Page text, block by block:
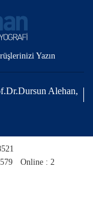
Yazın
Alehan,
Online : 2